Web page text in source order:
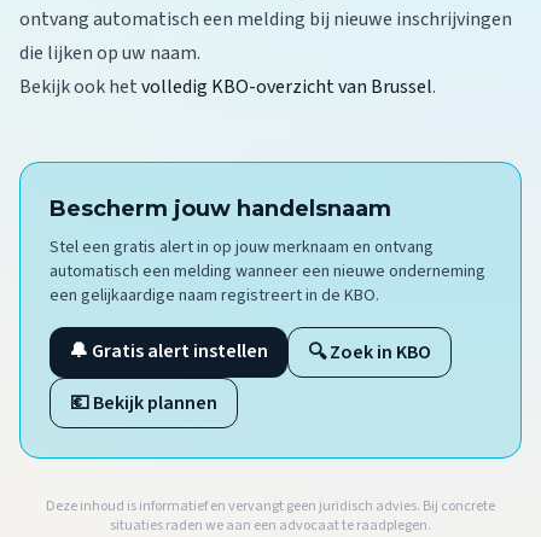
ontvang automatisch een melding bij nieuwe inschrijvingen
die lijken op uw naam.
Bekijk ook hetvolledig KBO-overzicht van Brussel.
Bescherm jouw handelsnaam
Stel een gratis alert in op jouw merknaam en ontvang
automatisch een melding wanneer een nieuwe onderneming
een gelijkaardige naam registreert in de KBO.
🔔 Gratis alert instellen
🔍 Zoek in KBO
💶 Bekijk plannen
Deze inhoud is informatief en vervangt geen juridisch advies. Bij concrete
situaties raden we aan een advocaat te raadplegen.